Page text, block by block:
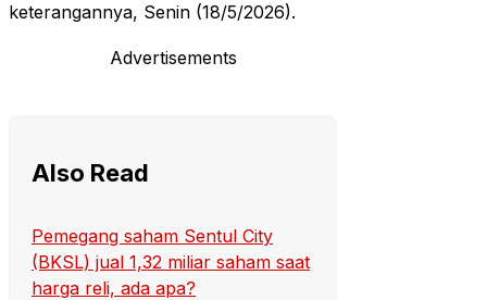
keterangannya, Senin (18/5/2026).
Advertisements
Also Read
Pemegang saham Sentul City
(BKSL) jual 1,32 miliar saham saat
harga reli, ada apa?